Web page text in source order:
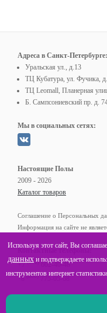
Адреса в Санкт-Петербурге:
Уральская ул., д.13
ТЦ Кубатура, ул. Фучика,
ТЦ Leomall, Планерная
Б. Сампсониевский пр. д.
Мы в социальных сетях:
Настоящие Полы
2009 - 2026
Каталог товаров
Соглашение о Персональных
Информация на сайте не
Контактные телефоны:
+7(812)
602-40-48
8 (800) 775-05-68
Используя этот сайт, Вы
данных и подтверждаете
инструментов интернет